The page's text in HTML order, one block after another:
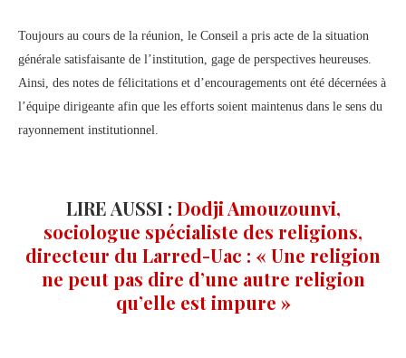
Toujours au cours de la réunion, le Conseil a pris acte de la situation
générale satisfaisante de l’institution, gage de perspectives heureuses.
Ainsi, des notes de félicitations et d’encouragements ont été décernées à
l’équipe dirigeante afin que les efforts soient maintenus dans le sens du
rayonnement institutionnel.
LIRE AUSSI : Dodji Amouzounvi,
sociologue spécialiste des religions,
directeur du Larred-Uac : « Une religion
ne peut pas dire d’une autre religion
qu’elle est impure »